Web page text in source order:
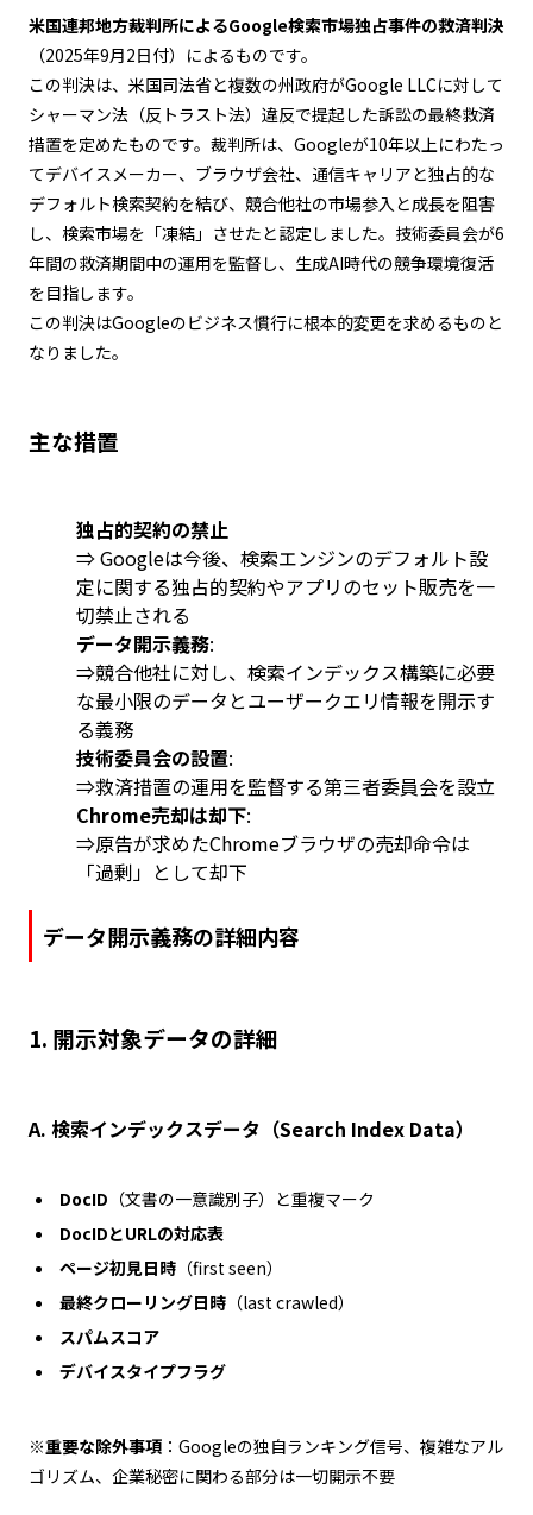
米国連邦地方裁判所によるGoogle検索市場独占事件の救済判決
（2025年9月2日付）によるものです。
この判決は、米国司法省と複数の州政府がGoogle LLCに対して
シャーマン法（反トラスト法）違反で提起した訴訟の最終救済
措置を定めたものです。裁判所は、Googleが10年以上にわたっ
てデバイスメーカー、ブラウザ会社、通信キャリアと独占的な
デフォルト検索契約を結び、競合他社の市場参入と成長を阻害
し、検索市場を「凍結」させたと認定しました。技術委員会が6
年間の救済期間中の運用を監督し、生成AI時代の競争環境復活
を目指します。
この判決はGoogleのビジネス慣行に根本的変更を求めるものと
なりました。
主な措置
独占的契約の禁止
⇒ Googleは今後、検索エンジンのデフォルト設
定に関する独占的契約やアプリのセット販売を一
切禁止される
データ開示義務:
⇒競合他社に対し、検索インデックス構築に必要
な最小限のデータとユーザークエリ情報を開示す
る義務
技術委員会の設置:
⇒救済措置の運用を監督する第三者委員会を設立
Chrome売却は却下:
⇒原告が求めたChromeブラウザの売却命令は
「過剰」として却下
データ開示義務の詳細内容
1. 開示対象データの詳細
A. 検索インデックスデータ（Search Index Data）
DocID （文書の一意識別子）と重複マーク
DocIDとURLの対応表
ページ初見日時 （first seen）
最終クローリング日時 （last crawled）
スパムスコア
デバイスタイプフラグ
※重要な除外事項 ：Googleの独自ランキング信号、複雑なアル
ゴリズム、企業秘密に関わる部分は一切開示不要